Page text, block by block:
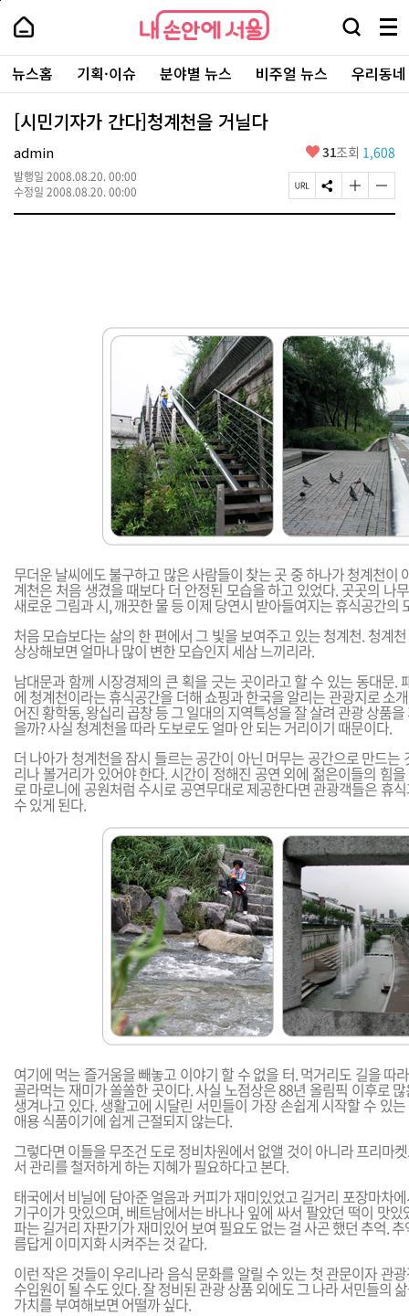
본
로
가
내
손
안
에
서
울
-
서
울
시
대
표
소
내
손
에
울
검
창
열
기
메
뉴
전
체
보
주
요
서
뉴스홈 기획·이슈 분야별 뉴스 비주얼 뉴스 우리동
[시민기자가 간다]청계천을 거닐다
admin
발행일 2008.08.20. 00:00
수정일 2008.08.20. 00:00
좋
요
31조회 1,608
페
이
S
N
글
자
기
글
자
기
무더운 날씨에도 불구하고 많은 사람들이 찾는 곳 중 하나가 청계천이
계천은 처음 생겼을 때보다 더 안정된 모습을 하고 있었다. 곳곳의 나
새로운 그림과 시, 깨끗한 물 등 이제 당연시 받아들여지는 휴식공간의
처음 모습보다는 삶의 한 편에서 그 빛을 보여주고 있는 청계천. 청계
상상해보면 얼마나 많이 변한 모습인지 세삼 느끼리라.
남대문과 함께 시장경제의 큰 획을 긋는 곳이라고 할 수 있는 동대문.
에 청계천이라는 휴식공간을 더해 쇼핑과 한국을 알리는 관광지로 소
어진 황학동, 왕십리 곱창 등 그 일대의 지역특성을 잘 살려 관광 상품
을까? 사실 청계천을 따라 도보로도 얼마 안 되는 거리이기 때문이다.
더 나아가 청계천을 잠시 들르는 공간이 아닌 머무는 공간으로 만드는
리나 볼거리가 있어야 한다. 시간이 정해진 공연 외에 젊은이들의 힘
로 마로니에 공원처럼 수시로 공연무대로 제공한다면 관광객들은 휴
수 있게 된다.
여기에 먹는 즐거움을 빼놓고 이야기 할 수 없을 터. 먹거리도 길을 따
골라먹는 재미가 쏠쏠한 곳이다. 사실 노점상은 88년 올림픽 이후로
생겨나고 있다. 생활고에 시달린 서민들이 가장 손쉽게 시작할 수 있
애용 식품이기에 쉽게 근절되지 않는다.
그렇다면 이들을 무조건 도로 정비차원에서 없앨 것이 아니라 프리마
서 관리를 철저하게 하는 지혜가 필요하다고 본다.
태국에서 비닐에 담아준 얼음과 커피가 재미있었고 길거리 포장마차
기구이가 맛있으며, 베트남에서는 바나나 잎에 싸서 팔았던 떡이 맛
파는 길거리 자판기가 재미있어 보여 필요도 없는 걸 사곤 했던 추억.
름답게 이미지화 시켜주는 것 같다.
이런 작은 것들이 우리나라 음식 문화를 알릴 수 있는 첫 관문이자 관
수입원이 될 수도 있다. 잘 정비된 관광 상품 외에도 그 나라 서민들의
가치를 부여해보면 어떨까 싶다.
페
상
단
로